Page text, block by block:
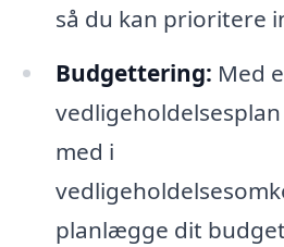
så du kan prioritere
Budgettering: Med
med i
planlægge dit